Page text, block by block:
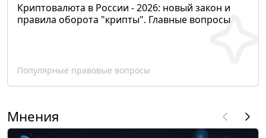
Криптовалюта в России - 2026: новый закон и
правила оборота "крипты". Главные вопросы
Популярные правовые вопросы
Мнения